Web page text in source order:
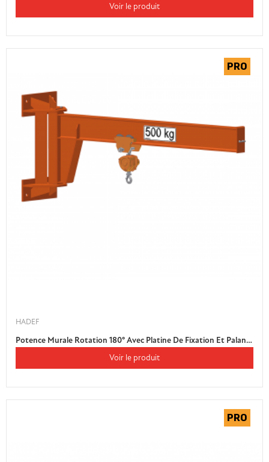
Voir le produit
HADEF
Potence Murale Rotation 180° Avec Platine De Fixation Et Palan Manuel
Voir le produit